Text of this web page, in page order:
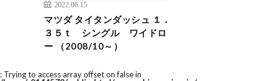
2022.06.15
マツダ タイタンダッシュ １．
３５ｔ シングル ワイドロ
ー （2008/10～）
: Trying to access array offset on false in